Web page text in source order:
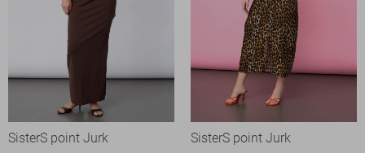
SisterS point Jurk
SisterS point Jurk